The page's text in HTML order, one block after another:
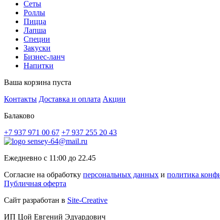
Сеты
Роллы
Пицца
Лапша
Специи
Закуски
Бизнес-ланч
Напитки
Ваша корзина пуста
Контакты Доставка и оплата Акции
Балаково
+7 937 971 00 67 +7 937 255 20 43
sensey-64@mail.ru
Ежедневно с 11:00 до 22.45
Согласие на обработку персональных данных и политика
Публичная оферта
Сайт разработан в Site-Creative
ИП Цой Евгений Эдуардович